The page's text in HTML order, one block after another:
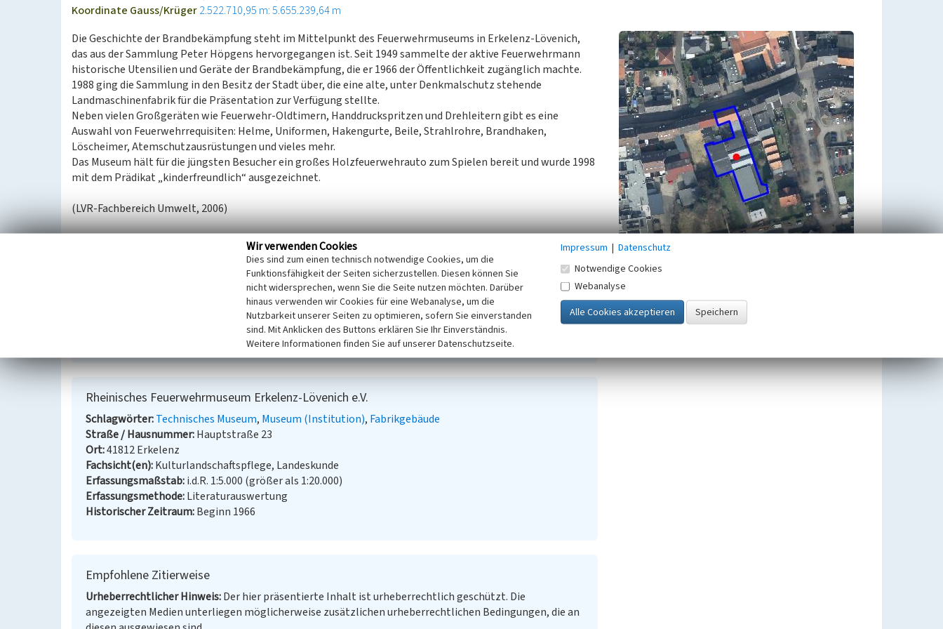
Koordinate Gauss/Krüger2.522.710,95 m: 5.655.239,64 m
Die Geschichte der Brandbekämpfung steht im Mittelpunkt des Feuerwehrmuseums in Erkelenz-Lövenich,
das aus der Sammlung Peter Höpgens hervorgegangen ist. Seit 1949 sammelte der aktive Feuerwehrmann
historische Utensilien und Geräte der Brandbekämpfung, die er 1966 der Öffentlichkeit zugänglich machte.
1988 ging die Sammlung in den Besitz der Stadt über, die eine alte, unter Denkmalschutz stehende
Landmaschinenfabrik für die Präsentation zur Verfügung stellte.
Neben vielen Großgeräten wie Feuerwehr-Oldtimern, Handdruckspritzen und Drehleitern gibt es eine
Auswahl von Feuerwehrrequisiten: Helme, Uniformen, Hakengurte, Beile, Strahlrohre, Brandhaken,
Löscheimer, Atemschutzausrüstungen und vieles mehr.
Das Museum hält für die jüngsten Besucher ein großes Holzfeuerwehrauto zum Spielen bereit und wurde 1998
mit dem Prädikat „kinderfreundlich“ ausgezeichnet.
(LVR-Fachbereich Umwelt, 2006)
: Rheinisches Feuerwehrmuseum Erkelenz-Lövenich e.V. (abgerufen 15.09.2015)
Heimatverein der Erkelenzer Lande e.V. (Hrsg.) (2012) Erkelenz - mittendrin & rundherum. Stadt und
Land im Wandel. S. 146-147, Neustadt an der Aisch.
Rheinisches Feuerwehrmuseum Erkelenz-Lövenich e.V.
Schlagwörter Technisches Museum Museum (Institution) Fabrikgebäude
Straße / Hausnummer Hauptstraße 23
Ort 41812 Erkelenz
Fachsicht(en) Kulturlandschaftspflege, Landeskunde
Erfassungsmaßstab i.d.R. 1:5.000 (größer als 1:20.000)
Erfassungsmethode Literaturauswertung
Historischer Zeitraum Beginn 1966
Empfohlene Zitierweise
Urheberrechtlicher Hinweis Der hier präsentierte Inhalt ist urheberrechtlich geschützt. Die
angezeigten Medien unterliegen möglicherweise zusätzlichen urheberrechtlichen Bedingungen, die an
Wir verwenden Cookies
Dies sind zum einen technisch notwendige Cookies, um die
Funktionsfähigkeit der Seiten sicherzustellen. Diesen können Sie
nicht widersprechen, wenn Sie die Seite nutzen möchten. Darüber
hinaus verwenden wir Cookies für eine Webanalyse, um die
Nutzbarkeit unserer Seiten zu optimieren, sofern Sie einverstanden
sind. Mit Anklicken des Buttons erklären Sie Ihr Einverständnis.
Weitere Informationen finden Sie auf unserer Datenschutzseite.
Impressum | Datenschutz
Notwendige Cookies
Webanalyse